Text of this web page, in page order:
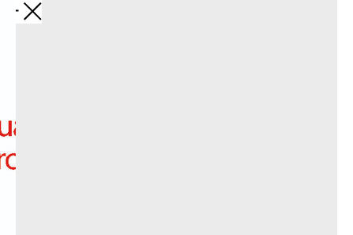
Обратно